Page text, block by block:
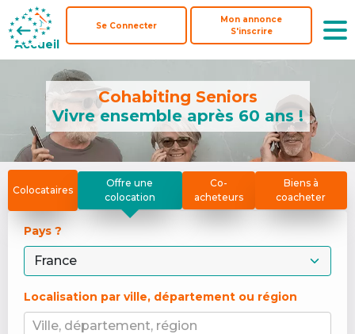
Accueil
Se Connecter
Mon annonce
S'inscrire
Accueil
Se Connecter
Mon annonce
S'inscrire
Cohabiting Seniors
Vivre ensemble après 60 ans !
Colocataires
Offre une
colocation
Co-
acheteurs
Biens à
coacheter
Pays ?
Localisation par ville, département ou région
Ville, département, région